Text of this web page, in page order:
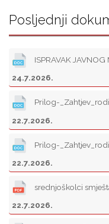
Posljednji
ISPRAVAK JAVNOG
24.7.2026.
Prilog-
22.7.2026.
Prilog-
22.7.2026.
srednjoškolci
22.7.2026.